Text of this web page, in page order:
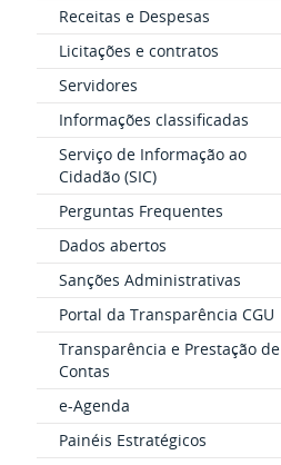
Receitas e Despesas
Licitações e contratos
Servidores
Informações classificadas
Serviço de Informação ao
Cidadão (SIC)
Perguntas Frequentes
Dados abertos
Sanções Administrativas
Portal da Transparência CGU
Transparência e Prestação de
Contas
e-Agenda
Painéis Estratégicos